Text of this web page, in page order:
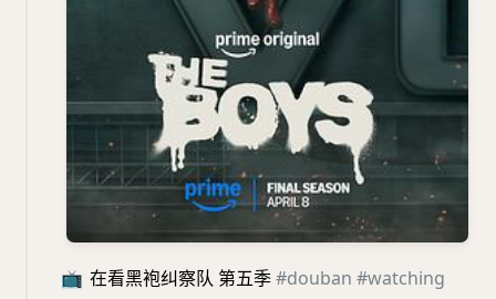
📺 在看黑袍纠察队 第五季#douban #watching